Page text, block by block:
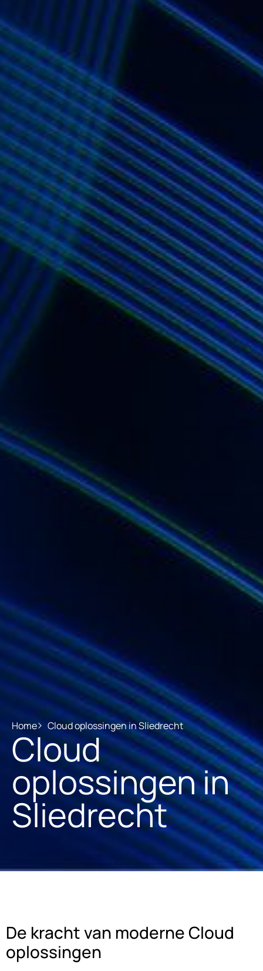
Home Cloud oplossingen in Sliedrecht
Cloud
oplossingen in
Sliedrecht
De kracht van moderne Cloud
oplossingen